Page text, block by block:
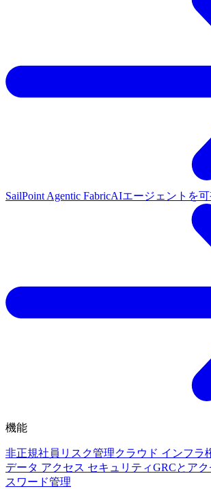
SailPoint Agentic FabricAIエージェントを可
機能
非正規社員リスク管理クラウド インフラ
データ アクセス セキュリティGRCとア
スワード管理